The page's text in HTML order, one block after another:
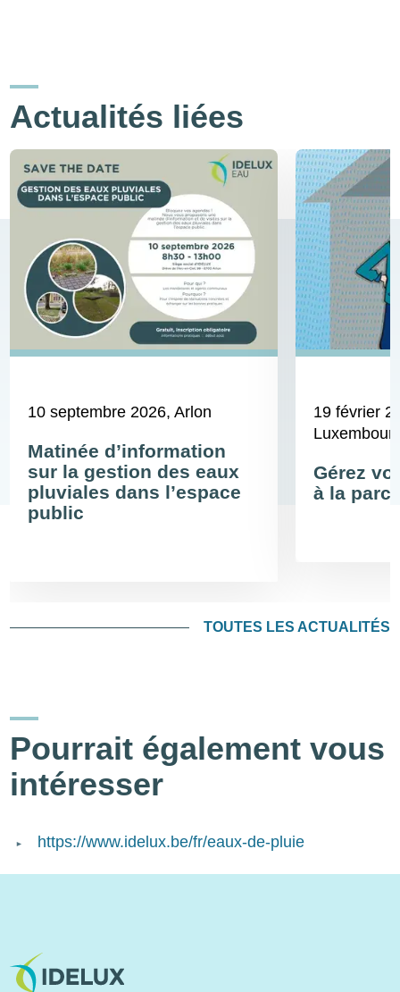
Actualités liées
10 septembre 2026, Arlon
Matinée d’information
sur la gestion des eaux
pluviales dans l’espace
public
19 février
Gérez
à la
TOUTES LES ACTUALITÉS
Pourrait également vous
intéresser
https://www.idelux.be/fr/eaux-de-pluie
Image